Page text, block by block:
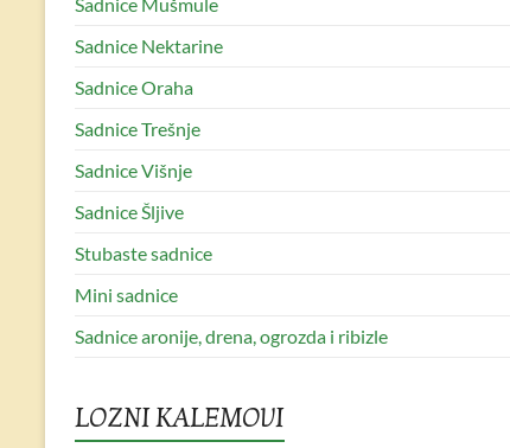
Sadnice Nektarine
Sadnice Oraha
Sadnice Trešnje
Sadnice Višnje
Sadnice Šljive
Stubaste sadnice
Mini sadnice
Sadnice aronije, drena, ogrozda i ribizle
LOZNI KALEMOVI